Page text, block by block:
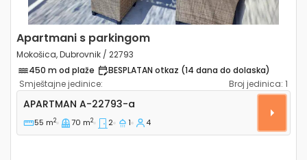
Apartmani s parkingom
Mokošica, Dubrovnik / 22793
450 m od plaže
BESPLATAN otkaz (14 dana do dolaska)
Smještajne jedinice:
Broj jedinica: 1
Dvosobni apartman Mokošica, Dubrovnik A-22793-a
APARTMAN A-22793-a
55 m2 70 m2 2 1 4